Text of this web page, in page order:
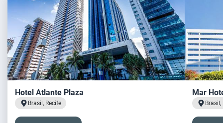
Hotel Atlante Plaza
Brasil, Recife
Mar
Brasil,